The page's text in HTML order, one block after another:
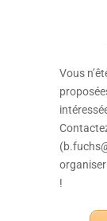
Vous
!